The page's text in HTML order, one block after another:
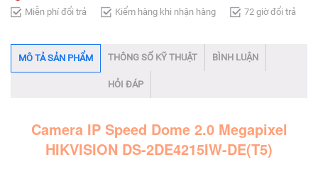
Miễn phí đổi trả
Kiểm hàng khi nhận hàng 72 giờ đổi trả
MÔ TẢ SẢN PHẨM THÔNG SỐ KỸ THUẬT BÌNH LUẬN
HỎI ĐÁP
Camera IP Speed Dome 2.0 Megapixel
HIKVISION DS-2DE4215IW-DE(T5)